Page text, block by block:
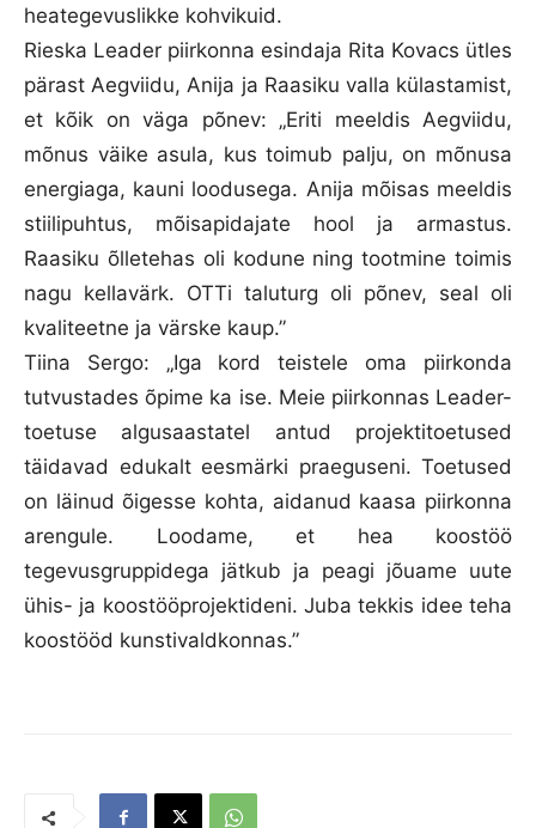
heategevuslikke kohvikuid.
Rieska Leader piirkonna esindaja Rita Kovacs ütles
pärast Aegviidu, Anija ja Raasiku valla külastamist,
et kõik on väga põnev: „Eriti meeldis Aegviidu,
mõnus väike asula, kus toimub palju, on mõnusa
energiaga, kauni loodusega. Anija mõisas meeldis
stiilipuhtus, mõisapidajate hool ja armastus.
Raasiku õlletehas oli kodune ning tootmine toimis
nagu kellavärk. OTTi taluturg oli põnev, seal oli
kvaliteetne ja värske kaup.”
Tiina Sergo: „Iga kord teistele oma piirkonda
tutvustades õpime ka ise. Meie piirkonnas Leader-
toetuse algusaastatel antud projektitoetused
täidavad edukalt eesmärki praeguseni. Toetused
on läinud õigesse kohta, aidanud kaasa piirkonna
arengule. Loodame, et hea koostöö
tegevusgruppidega jätkub ja peagi jõuame uute
ühis- ja koostööprojektideni. Juba tekkis idee teha
koostööd kunstivaldkonnas.”